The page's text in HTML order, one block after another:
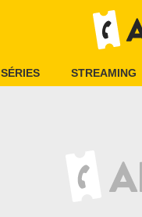
SÉRIES STREAMING